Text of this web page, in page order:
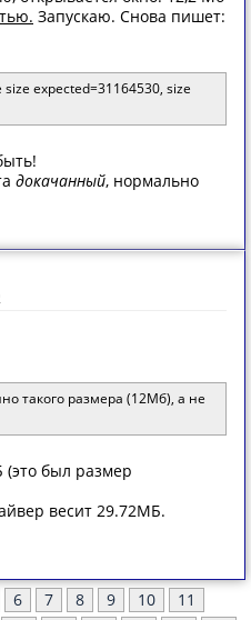
Запускаю. Снова пишет:
expected=31164530, size
докачанный, нормально
такого размера (12Мб), а не
был размер
весит 29.72МБ.
6 7 8 9 10
11